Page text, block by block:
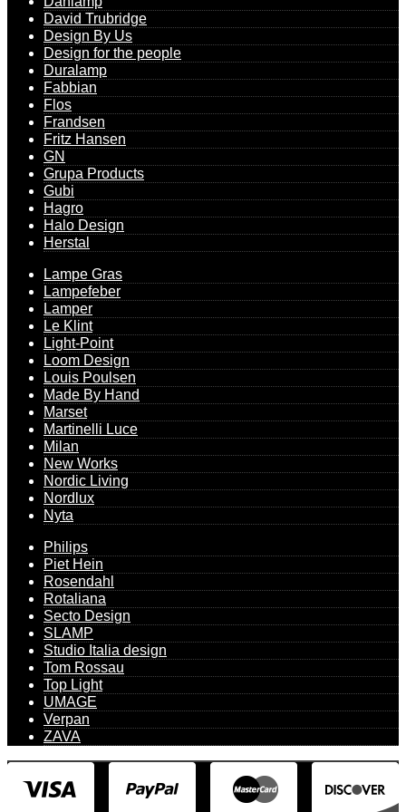
David Trubridge
Design By Us
Design for the people
Duralamp
Fabbian
Flos
Frandsen
Fritz Hansen
GN
Grupa Products
Gubi
Hagro
Halo Design
Herstal
Lampe Gras
Lampefeber
Lamper
Le Klint
Light-Point
Loom Design
Louis Poulsen
Made By Hand
Marset
Martinelli Luce
Milan
New Works
Nordic Living
Nordlux
Nyta
Philips
Piet Hein
Rosendahl
Rotaliana
Secto Design
SLAMP
Studio Italia design
Tom Rossau
Top Light
UMAGE
Verpan
ZAVA